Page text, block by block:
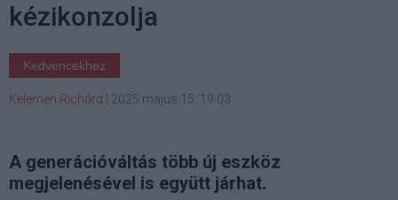
kézikonzolja
Kedvencekhez
Kelemen Richárd 2025 május 15. 19:03
A generációváltás több új eszköz
megjelenésével is együtt járhat.